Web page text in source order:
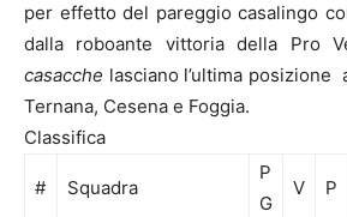
per effetto del pareggio casalingo
dalla roboante vittoria della Pro
casacche lasciano l’ultima posizione
Ternana, Cesena e Foggia.
Classifica
# Squadra
P
G
V P